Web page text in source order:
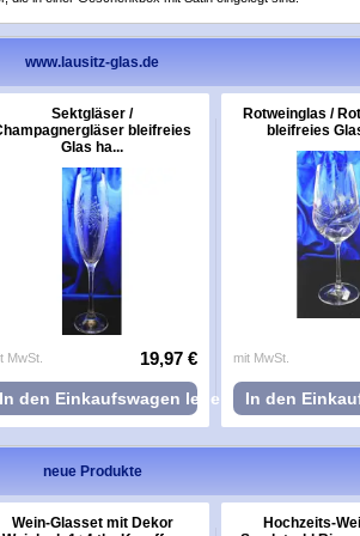
www.lausitz-glas.de
Sektgläser /
bleifreies
Glas ha...
MwSt. 19,97 €
In den Einkaufswagen legen
Rotweinglas /
bleifreies
mit MwSt.
In den
neue Produkte
Wein-Glasset mit Dekor
Hochzeits-